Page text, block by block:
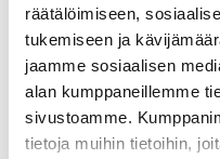
räätälöimiseen,
tukemiseen ja
jaamme sosiaalisen
alan kumppaneillemme
sivustoamme.
tietoja muihin tietoihin,
Katso kaikki